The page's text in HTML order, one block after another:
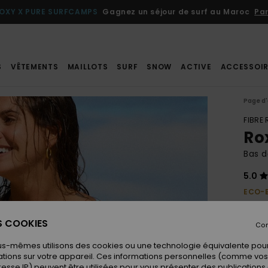
X PURE SURFCAMPS Gagnez un séjour de surf au Maroc
VÊTEMENTS MAILLOTS SURF SNOW ACTIVE
Page
FIBRE
Bas
5.0
ECO-
COOKIES
mêmes utilisons des cookies ou une technologie équivalente
sur votre appareil. Ces informations personnelles (comme